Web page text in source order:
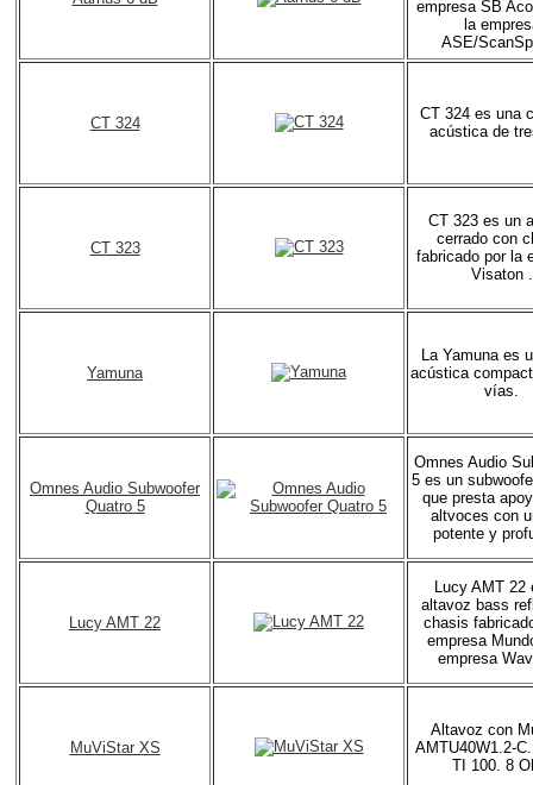
empresa SB
la
ASE/
CT 324
CT 324 es una
acústica de
CT 323
CT 323 es un
cerrado con
fabricado por la
Visaton .
Yamuna
La Yamuna es
acústica
vías.
Omnes Audio Subwoofer
Quatro 5
Omnes Audio
5 es un
que presta
altvoces con
potente y
Lucy AMT 22
Lucy AMT 22
altavoz bass
chasis
empresa
empresa
MuViStar XS
Altavoz con
AMTU40W1.2-
TI 100. 8